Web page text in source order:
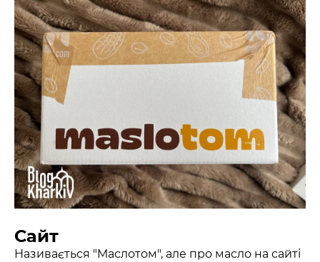
Сайт
Називається "Маслотом", але про масло на сайті